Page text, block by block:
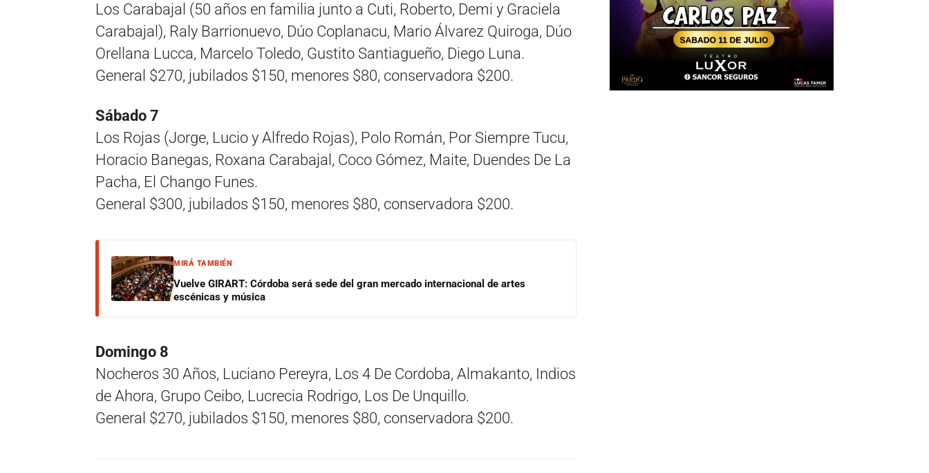
Los Carabajal (50 años en familia junto a Cuti, Roberto, Demi y Graciela
Carabajal), Raly Barrionuevo, Dúo Coplanacu, Mario Álvarez Quiroga, Dúo
Orellana Lucca, Marcelo Toledo, Gustito Santiagueño, Diego Luna.
General $270, jubilados $150, menores $80, conservadora $200.
Sábado 7
Los Rojas (Jorge, Lucio y Alfredo Rojas), Polo Román, Por Siempre Tucu,
Horacio Banegas, Roxana Carabajal, Coco Gómez, Maite, Duendes De La
Pacha, El Chango Funes.
General $300, jubilados $150, menores $80, conservadora $200.
MIRÁ TAMBIÉN
Vuelve GIRART: Córdoba será sede del gran mercado internacional de artes
escénicas y música
Domingo 8
Nocheros 30 Años, Luciano Pereyra, Los 4 De Cordoba, Almakanto, Indios
de Ahora, Grupo Ceibo, Lucrecia Rodrigo, Los De Unquillo.
General $270, jubilados $150, menores $80, conservadora $200.